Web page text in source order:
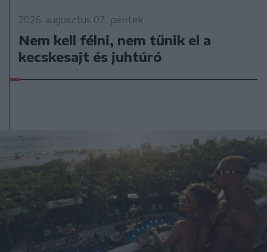
2026. augusztus 07., péntek
Nem kell félni, nem tűnik el a
kecskesajt és juhtúró